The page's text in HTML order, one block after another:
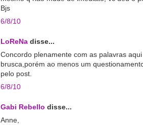
Bjs
6/8/10
LoReNa disse...
Concordo plenamente com as palavras
brusca,porém ao menos um
pelo post.
6/8/10
Gabi Rebello disse...
Anne,